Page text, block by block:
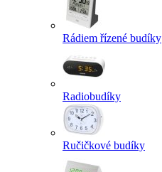
Rádiem řízené budíky
Radiobudíky
Ručičkové budíky